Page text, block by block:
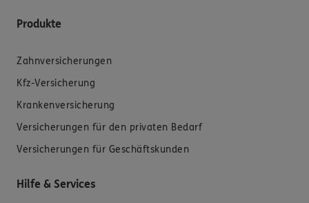
Produkte
Zahnversicherungen
Kfz-Versicherung
Krankenversicherung
Versicherungen für den privaten Bedarf
Versicherungen für Geschäftskunden
Hilfe & Services